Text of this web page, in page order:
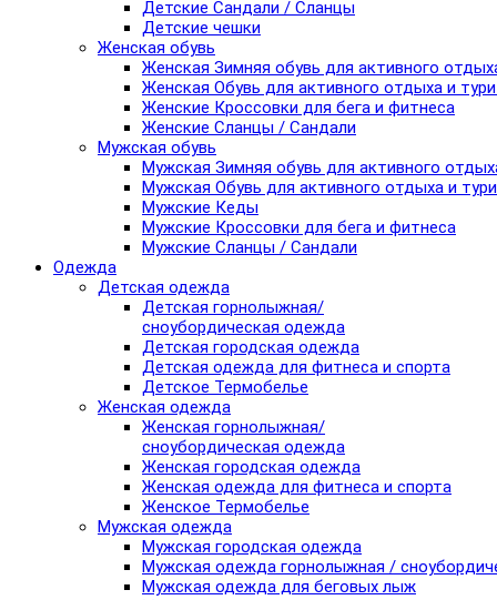
Детские Сандали / Сланцы
Детские чешки
Женская обувь
Женская Зимняя обувь для активного
Женская Обувь для активного отдыха и
Женские Кроссовки для бега и фитнеса
Женские Сланцы / Сандали
Мужская обувь
Мужская Зимняя обувь для активного
Мужская Обувь для активного отдыха и
Мужские Кеды
Мужские Кроссовки для бега и фитнеса
Мужские Сланцы / Сандали
Одежда
Детская одежда
Детская горнолыжная/
сноубордическая одежда
Детская городская одежда
Детская одежда для фитнеса и спорта
Детское Термобелье
Женская одежда
Женская горнолыжная/
сноубордическая одежда
Женская городская одежда
Женская одежда для фитнеса и спорта
Женское Термобелье
Мужская одежда
Мужская городская одежда
Мужская одежда горнолыжная /
Мужская одежда для беговых лыж